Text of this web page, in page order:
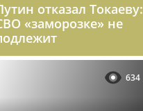
отказал Токаеву:
«заморозке» не
634